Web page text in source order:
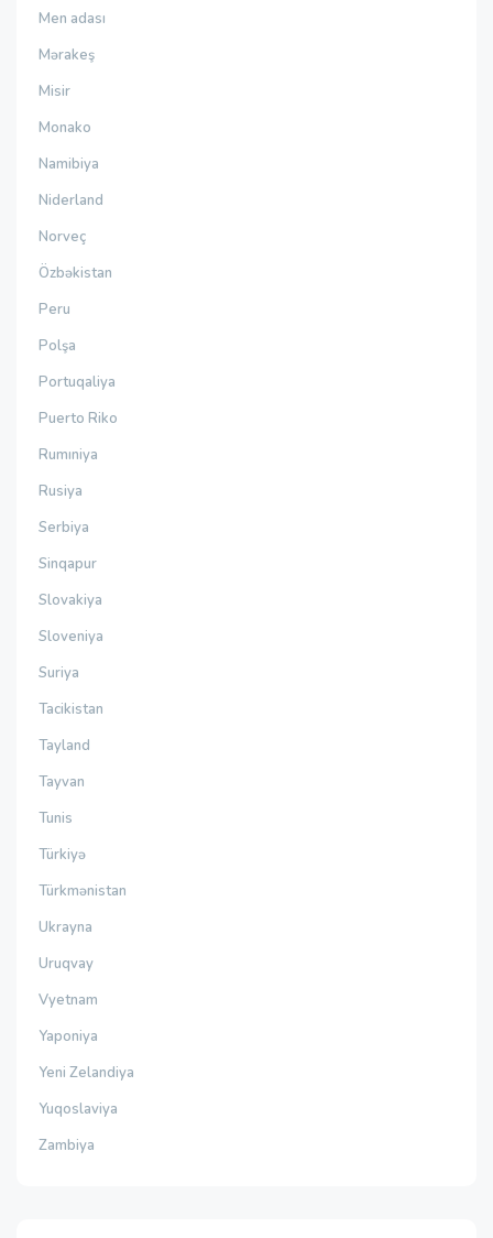
Men adası
Mərakeş
Misir
Monako
Namibiya
Niderland
Norveç
Özbəkistan
Peru
Polşa
Portuqaliya
Puerto Riko
Rumıniya
Rusiya
Serbiya
Sinqapur
Slovakiya
Sloveniya
Suriya
Tacikistan
Tayland
Tayvan
Tunis
Türkiyə
Türkmənistan
Ukrayna
Uruqvay
Vyetnam
Yaponiya
Yeni Zelandiya
Yuqoslaviya
Zambiya